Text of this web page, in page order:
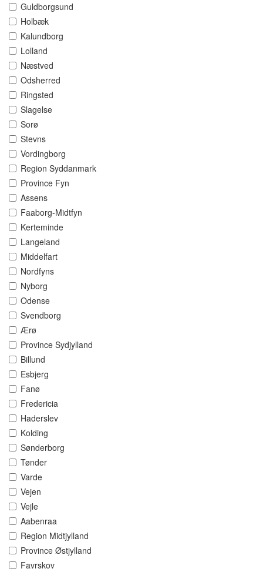
Guldborgsund
Holbæk
Kalundborg
Lolland
Næstved
Odsherred
Ringsted
Slagelse
Sorø
Stevns
Vordingborg
Region Syddanmark
Province Fyn
Assens
Faaborg-Midtfyn
Kerteminde
Langeland
Middelfart
Nordfyns
Nyborg
Odense
Svendborg
Ærø
Province Sydjylland
Billund
Esbjerg
Fanø
Fredericia
Haderslev
Kolding
Sønderborg
Tønder
Varde
Vejen
Vejle
Aabenraa
Region Midtjylland
Province Østjylland
Favrskov